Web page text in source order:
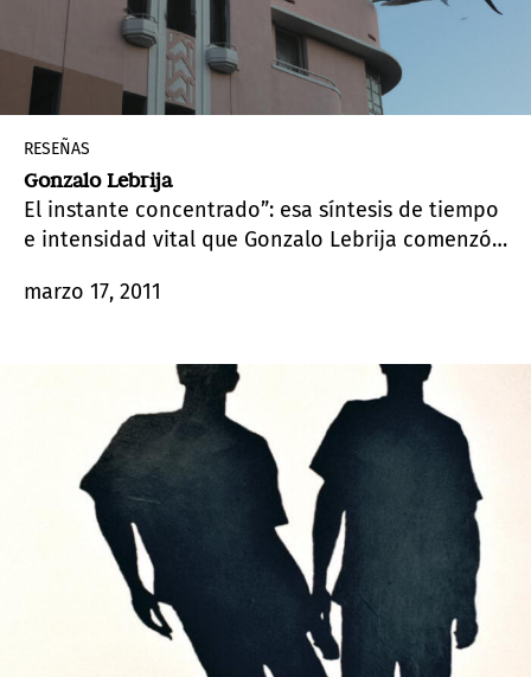
RESEÑAS
Gonzalo Lebrija
El instante concentrado”: esa síntesis de tiempo
e intensidad vital que Gonzalo Lebrija comenzó
fotografía en cine cuando descubrió que en
marzo 17, 2011